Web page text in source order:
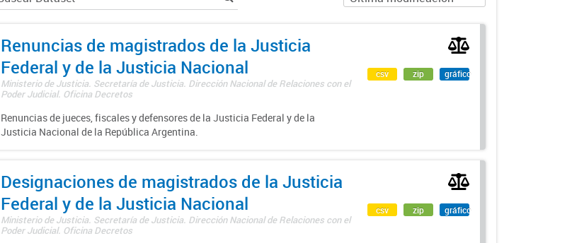
Renuncias de magistrados de la Justicia
Federal y de la Justicia Nacional
Ministerio de Justicia. Secretaría de Justicia. Dirección Nacional de Relaciones con el
Poder Judicial. Oficina Decretos
Renuncias de jueces, fiscales y defensores de la Justicia Federal y de la
Justicia Nacional de la República Argentina.
csv zip gráfico
Designaciones de magistrados de la Justicia
Federal y de la Justicia Nacional
Ministerio de Justicia. Secretaría de Justicia. Dirección Nacional de Relaciones con el
Poder Judicial. Oficina Decretos
csv zip gráfico